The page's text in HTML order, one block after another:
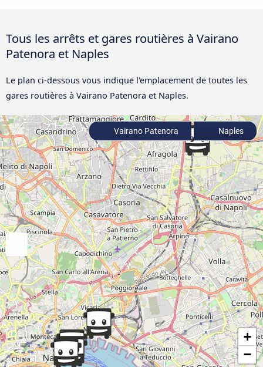
Tous les arrêts et gares routières à Vairano
Patenora et Naples
Le plan ci-dessous vous indique l'emplacement de toutes les
gares routières à Vairano Patenora et Naples.
+
−
Vairano Patenora Naples